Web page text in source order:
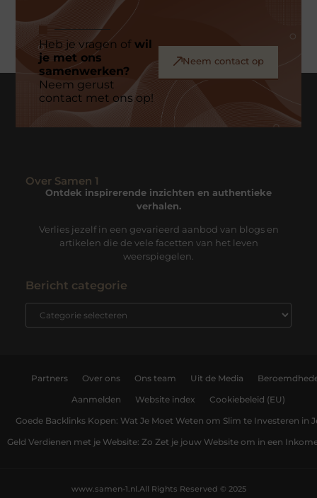
Heb je vragen ofwil
je met ons
samenwerken?
Neem gerust
contact met ons op!
Neem contact op
Over Samen 1
Ontdek inspirerende inzichten en authentieke
verhalen.
Verlies jezelf in een gevarieerd aanbod van blogs en
artikelen die de vele facetten van het leven
weerspiegelen.
Bericht categorie
Partners Over ons Ons team Uit de Media
Aanmelden Website index Cookiebeleid (EU)
Goede Backlinks Kopen: Wat Je Moet Weten om Slim te Investeren in
Geld Verdienen met je Website: Zo Zet je jouw Website om in een
All Rights Reserved © 2025
www.samen-1.nl.